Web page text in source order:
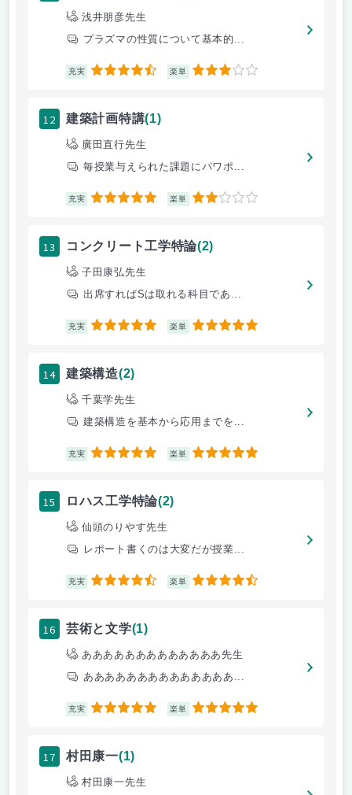
浅井朋彦先生
プラズマの性質について基本的...
充実 4.5 楽単 3
12 建築計画特講(1)
廣田直行先生
毎授業与えられた課題にパワポ...
充実 5 楽単 2
13 コンクリート工学特論(2)
子田康弘先生
出席すればSは取れる科目であ...
充実 5 楽単 5
14 建築構造(2)
千葉学先生
建築構造を基本から応用までを...
充実 5 楽単 5
15 ロハス工学特論(2)
仙頭のりやす先生
レポート書くのは大変だが授業...
充実 4.5 楽単 4.5
16 芸術と文学(1)
あああああああああああああ先生
ああああああああああああああ...
充実 5 楽単 5
17 村田康一(1)
村田康一先生